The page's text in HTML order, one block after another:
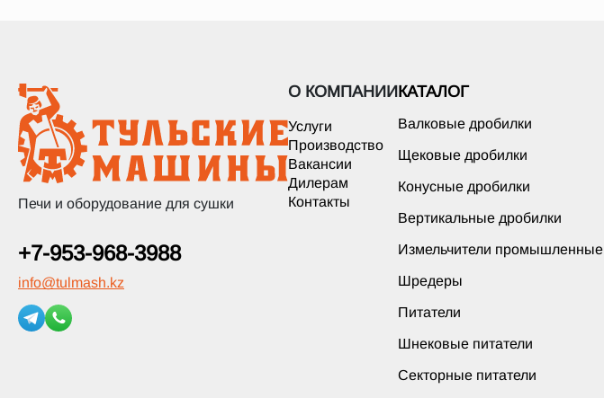
Печи и оборудование для сушки
+7-953-968-3988
info@tulmash.kz
О КОМПАНИИ
Услуги
Производство
Вакансии
Дилерам
Контакты
КАТАЛОГ
Валковые дробилки
Щековые дробилки
Конусные дробилки
Вертикальные дробилки
Измельчители промышленные
Шредеры
Питатели
Шнековые питатели
Секторные питатели